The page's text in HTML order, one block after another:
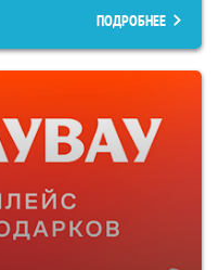
ПОДРОБНЕЕ